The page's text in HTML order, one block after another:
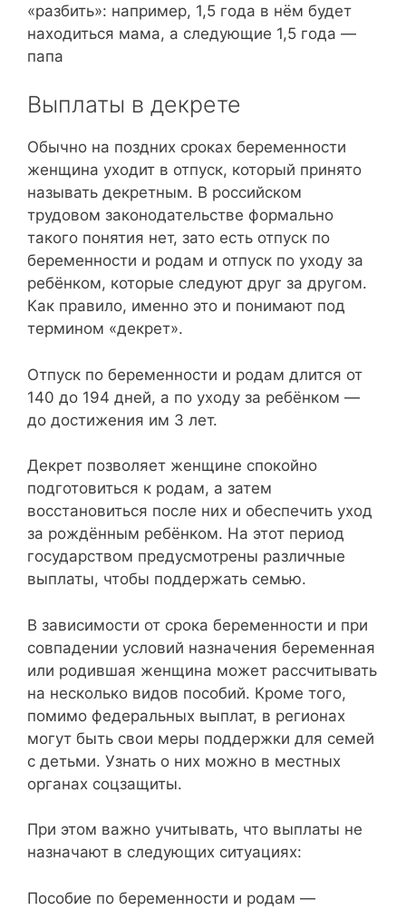
«разбить»: например, 1,5 года в нём будет
находиться мама, а следующие 1,5 года —
папа
Выплаты в декрете
Обычно на поздних сроках беременности
женщина уходит в отпуск, который принято
называть декретным. В российском
трудовом законодательстве формально
такого понятия нет, зато есть отпуск по
беременности и родам и отпуск по уходу за
ребёнком, которые следуют друг за другом.
Как правило, именно это и понимают под
термином «декрет».
Отпуск по беременности и родам длится от
140 до 194 дней, а по уходу за ребёнком —
до достижения им 3 лет.
Декрет позволяет женщине спокойно
подготовиться к родам, а затем
восстановиться после них и обеспечить уход
за рождённым ребёнком. На этот период
государством предусмотрены различные
выплаты, чтобы поддержать семью.
В зависимости от срока беременности и при
совпадении условий назначения беременная
или родившая женщина может рассчитывать
на несколько видов пособий. Кроме того,
помимо федеральных выплат, в регионах
могут быть свои меры поддержки для семей
с детьми. Узнать о них можно в местных
органах соцзащиты.
При этом важно учитывать, что выплаты не
назначают в следующих ситуациях:
Пособие по беременности и родам —